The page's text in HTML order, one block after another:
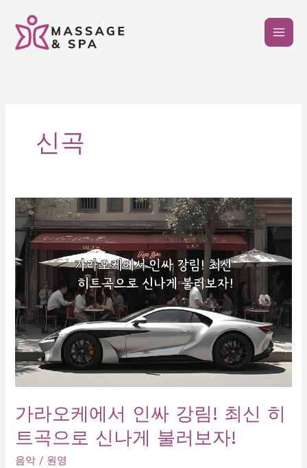
신곡
가라오케에서 인싸 강림! 최신 히
트곡으로 신나게 불러보자!
음악 / 원영